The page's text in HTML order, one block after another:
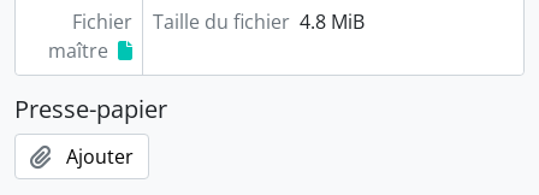
PER25 - Un ticket pour les péages (2001-2004)
PER26 - Cap au Nord (2005-2006)
PER27 - Actualités (1991-1999)
PER28 - @uber.com (2000-2004)
PER29 - Trafic (1988-1989)
PER30 - Des espaces pour demain (2003)
Fichier
maître
Taille du fichier 4.8 MiB
Presse-papier
Ajouter